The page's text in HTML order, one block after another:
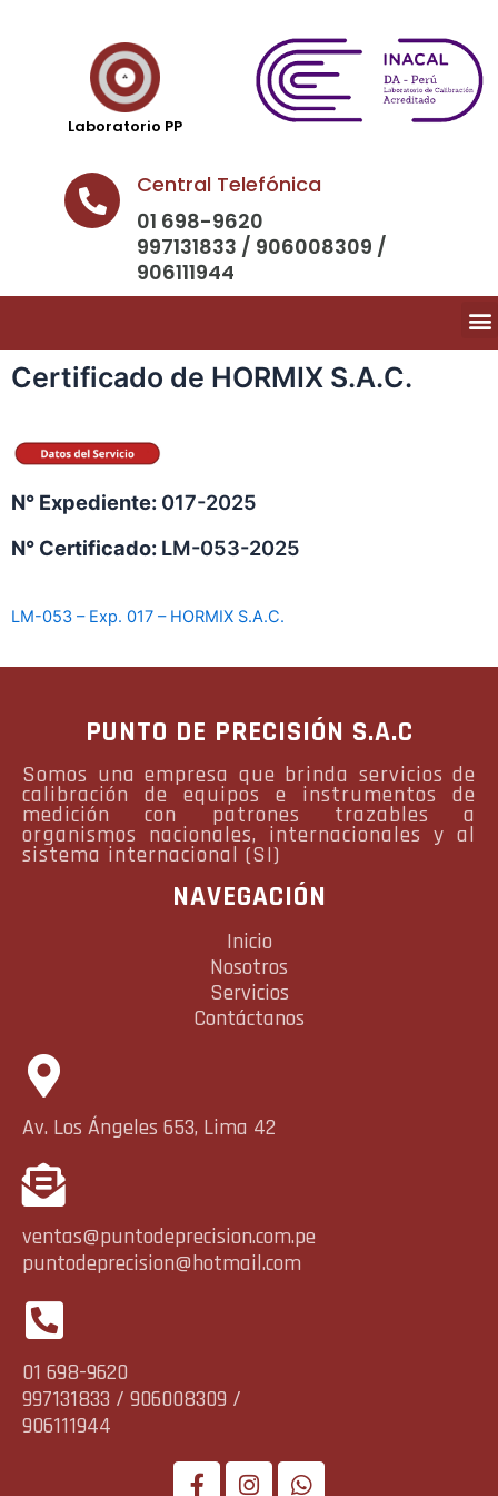
Laboratorio PP
Central Telefónica
01 698-9620
997131833 / 906008309 /
906111944
Certificado de HORMIX S.A.C.
N° Expediente: 017-2025
N° Certificado: LM-053-2025
LM-053 – Exp. 017 – HORMIX S.A.C.
PUNTO DE PRECISIÓN S.A.C
Somos una empresa que brinda servicios de
calibración de equipos e instrumentos de
medición con patrones trazables a
organismos nacionales, internacionales y al
sistema internacional (SI)
NAVEGACIÓN
Inicio
Nosotros
Servicios
Contáctanos
Av. Los Ángeles 653, Lima 42
ventas@puntodeprecision.com.pe
puntodeprecision@hotmail.com
01 698-9620
997131833 / 906008309 /
906111944